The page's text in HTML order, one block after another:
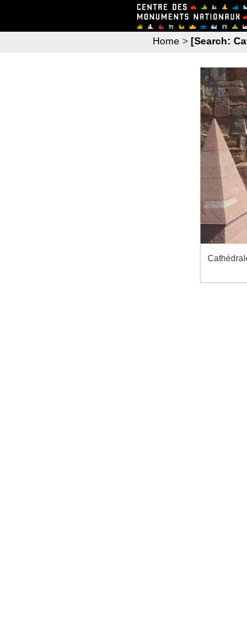
Home > [Search: